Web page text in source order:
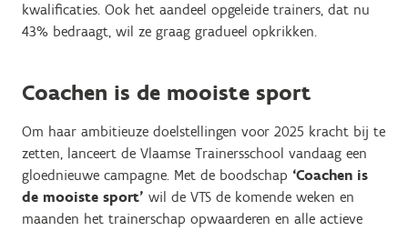
kwalificaties. Ook het aandeel opgeleide trainers, dat nu
43% bedraagt, wil ze graag gradueel opkrikken.
Coachen is de mooiste sport
Om haar ambitieuze doelstellingen voor 2025 kracht bij te
zetten, lanceert de Vlaamse Trainersschool vandaag een
gloednieuwe campagne. Met de boodschap ‘Coachen is
de mooiste sport’ wil de VTS de komende weken en
maanden het trainerschap opwaarderen en alle actieve